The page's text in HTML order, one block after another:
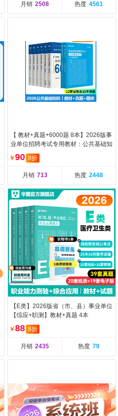
月销 2508 热度 4561
【 教材+真题+6000题 8本】2026版事
业单位招聘考试专用教材：公共基础知
识
￥90 8折
月销 713 热度 2448
【E类】2026版省（市、县）事业单位
【综应+职测】教材+真题 4本
￥88 8折
月销 2435 热度 79